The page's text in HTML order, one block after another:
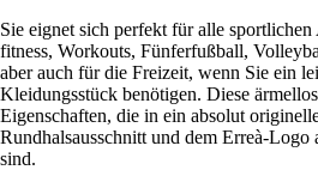
Sie eignet sich perfekt für alle
fitness, Workouts, Fünferfußball,
aber auch für die Freizeit, wenn Sie ein
Kleidungsstück benötigen. Diese
Eigenschaften, die in ein absolut
Rundhalsausschnitt und dem Erreà-Logo
sind.